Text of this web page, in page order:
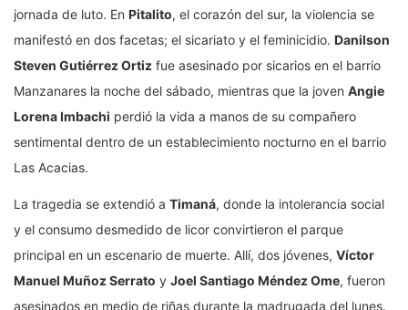
jornada de luto. En Pitalito, el corazón del sur, la violencia se
manifestó en dos facetas; el sicariato y el feminicidio. Danilson
Steven Gutiérrez Ortiz fue asesinado por sicarios en el barrio
Manzanares la noche del sábado, mientras que la joven Angie
Lorena Imbachi perdió la vida a manos de su compañero
sentimental dentro de un establecimiento nocturno en el barrio
Las Acacias.
La tragedia se extendió a Timaná, donde la intolerancia social
y el consumo desmedido de licor convirtieron el parque
principal en un escenario de muerte. Allí, dos jóvenes, Víctor
Manuel Muñoz Serrato y Joel Santiago Méndez Ome, fueron
asesinados en medio de riñas durante la madrugada del lunes.